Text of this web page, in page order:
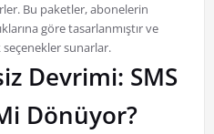
Bu paketler, abonelerin
göre tasarlanmıştır ve
sunarlar.
Devrimi: SMS
Dönüyor?